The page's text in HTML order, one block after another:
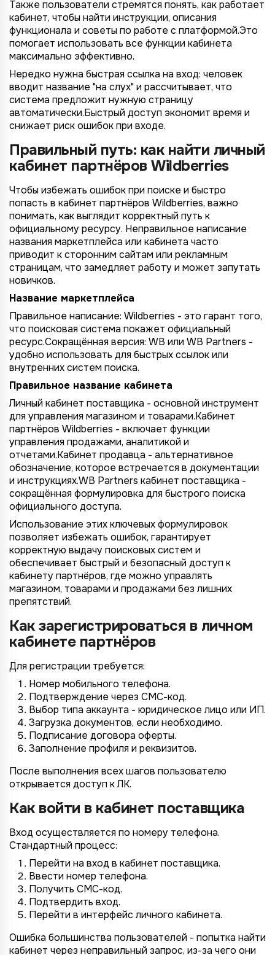
Также пользователи стремятся понять, как работает
кабинет, чтобы найти инструкции, описания
функционала и советы по работе с платформой.Это
помогает использовать все функции кабинета
максимально эффективно.
Нередко нужна быстрая ссылка на вход: человек
вводит название "на слух" и рассчитывает, что
система предложит нужную страницу
автоматически.Быстрый доступ экономит время и
снижает риск ошибок при входе.
Правильный путь: как найти личный
кабинет партнёров Wildberries
Чтобы избежать ошибок при поиске и быстро
попасть в кабинет партнёров Wildberries, важно
понимать, как выглядит корректный путь к
официальному ресурсу. Неправильное написание
названия маркетплейса или кабинета часто
приводит к сторонним сайтам или рекламным
страницам, что замедляет работу и может запутать
новичков.
Название маркетплейса
Правильное написание: Wildberries - это гарант того,
что поисковая система покажет официальный
ресурс.Сокращённая версия: WB или WB Partners -
удобно использовать для быстрых ссылок или
внутренних систем поиска.
Правильное название кабинета
Личный кабинет поставщика - основной инструмент
для управления магазином и товарами.Кабинет
партнёров Wildberries - включает функции
управления продажами, аналитикой и
отчетами.Кабинет продавца - альтернативное
обозначение, которое встречается в документации
и инструкциях.WB Partners кабинет поставщика -
сокращённая формулировка для быстрого поиска
официального доступа.
Использование этих ключевых формулировок
позволяет избежать ошибок, гарантирует
корректную выдачу поисковых систем и
обеспечивает быстрый и безопасный доступ к
кабинету партнёров, где можно управлять
магазином, товарами и продажами без лишних
препятствий.
Как зарегистрироваться в личном
кабинете партнёров
Для регистрации требуется:
Номер мобильного телефона.
Подтверждение через СМС-код.
Выбор типа аккаунта - юридическое лицо или ИП.
Загрузка документов, если необходимо.
Подписание договора оферты.
Заполнение профиля и реквизитов.
После выполнения всех шагов пользователю
открывается доступ к ЛК.
Как войти в кабинет поставщика
Вход осуществляется по номеру телефона.
Стандартный процесс:
Перейти на вход в кабинет поставщика.
Ввести номер телефона.
Получить СМС-код.
Подтвердить вход.
Перейти в интерфейс личного кабинета.
Ошибка большинства пользователей - попытка найти
кабинет через неправильный запрос, из-за чего они
Подключение к
TotalCRM
Подключение к
TotalCRM
1/4
Подключение к
TotalCRM
2/4
Подключение к
TotalCRM
3/4
Подключение к
TotalCRM
4/4
Подключение к
TotalCRM
Подключение к
TotalCRM